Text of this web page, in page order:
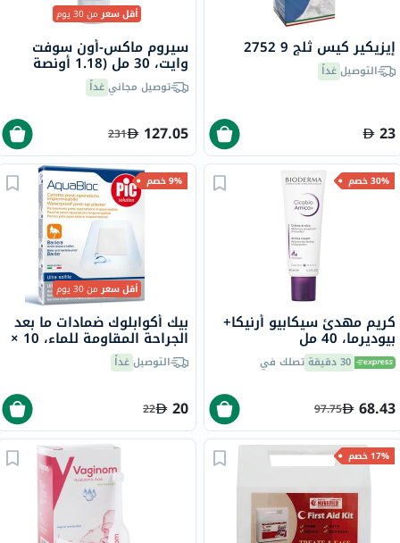
إيزيكير كيس ثلج 9 2752
التوصيلغداً
23
أقل سعرمن 30 يوم
سيروم ماكس-أون سوفت
وايت، 30 مل (1.18 أونصة
سائلة)توصيل مجانيغداً
127.05
231
30% خصم
كريم مهدئ سيكابيو أرنيكا+
بيوديرما، 40 مل
30 دقيقة تصلك في
68.43
97.75
9% خصم
أقل سعرمن 30 يوم
بيك أكوابلوك ضمادات ما بعد
الجراحة المقاومة للماء، 10 ×
10 سم، 5 قطعالتوصيلغداً
20
22
17% خصم